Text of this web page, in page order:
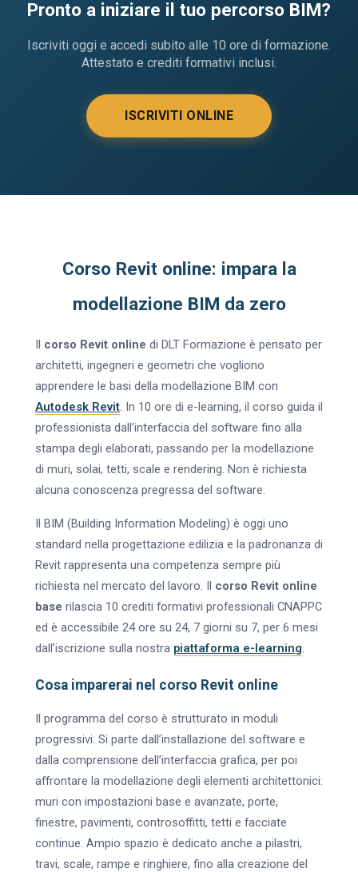
Pronto a iniziare il tuo percorso BIM?
Iscriviti oggi e accedi subito alle 10 ore di formazione.
Attestato e crediti formativi inclusi.
ISCRIVITI ONLINE
Corso Revit online: impara la
modellazione BIM da zero
Il corso Revit online di DLT Formazione è pensato per
architetti, ingegneri e geometri che vogliono
apprendere le basi della modellazione BIM con
Autodesk Revit . In 10 ore di e-learning, il corso guida il
professionista dall’interfaccia del software fino alla
stampa degli elaborati, passando per la modellazione
di muri, solai, tetti, scale e rendering. Non è richiesta
alcuna conoscenza pregressa del software.
Il BIM (Building Information Modeling) è oggi uno
standard nella progettazione edilizia e la padronanza di
Revit rappresenta una competenza sempre più
richiesta nel mercato del lavoro. Il corso Revit online
base rilascia 10 crediti formativi professionali CNAPPC
ed è accessibile 24 ore su 24, 7 giorni su 7, per 6 mesi
dall’iscrizione sulla nostra piattaforma e-learning
Cosa imparerai nel corso Revit online
Il programma del corso è strutturato in moduli
progressivi. Si parte dall’installazione del software e
dalla comprensione dell’interfaccia grafica, per poi
affrontare la modellazione degli elementi architettonici:
muri con impostazioni base e avanzate, porte,
finestre, pavimenti, controsoffitti, tetti e facciate
continue. Ampio spazio è dedicato anche a pilastri,
travi, scale, rampe e ringhiere, fino alla creazione del